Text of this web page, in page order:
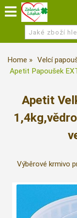
Home Velcí
Apetit Papoušek
Apetit
Výběrové krmivo